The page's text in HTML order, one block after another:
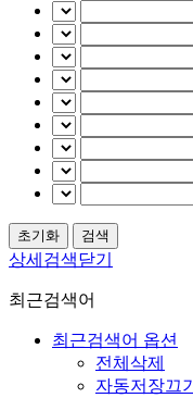
상세검색닫기
최근검색어
최근검색어 옵션
전체삭제
자동저장끄기